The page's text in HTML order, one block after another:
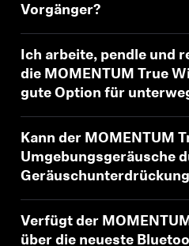
Entdecken
Über uns
Innovationen
Soundspace
Support
Vorgänger?
Ich arbeite, pendle und
die MOMENTUM True
gute Option für
Kann der MOMENTUM
Umgebungsgeräusche
Verfügt der
über die neueste